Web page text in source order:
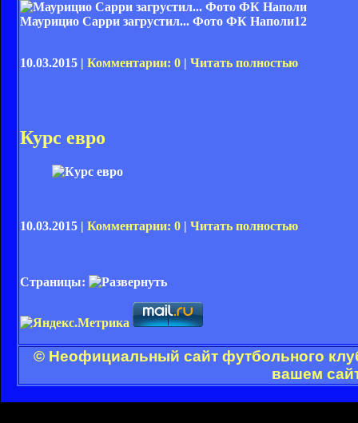
Маурицио Сарри загрустил... Фото ФК Наполи12
10.03.2015 | Комментарии: 0 | Читать полностью
Курс евро
10.03.2015 | Комментарии: 0 | Читать полностью
Страницы:
© Неофициальный сайт футбольного
вашем